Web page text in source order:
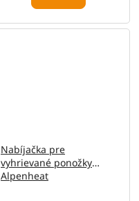
Nabíjačka pre
vyhrievané ponožky
Alpenheat